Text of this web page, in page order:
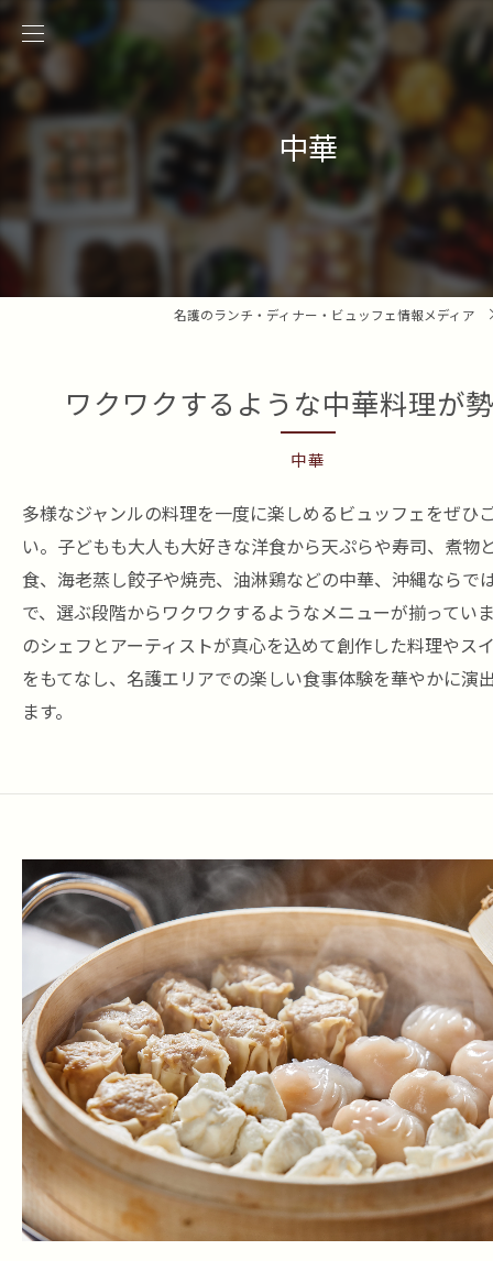
中華
名護のランチ・ディナー・ビュッフェ情報メディア
ワクワクするような中華料理が
中華
多様なジャンルの料理を一度に楽しめるビュッフェをぜひ
い。子どもも大人も大好きな洋食から天ぷらや寿司、煮物
食、海老蒸し餃子や焼売、油淋鶏などの中華、沖縄ならで
で、選ぶ段階からワクワクするようなメニューが揃ってい
のシェフとアーティストが真心を込めて創作した料理やス
をもてなし、名護エリアでの楽しい食事体験を華やかに演
ます。